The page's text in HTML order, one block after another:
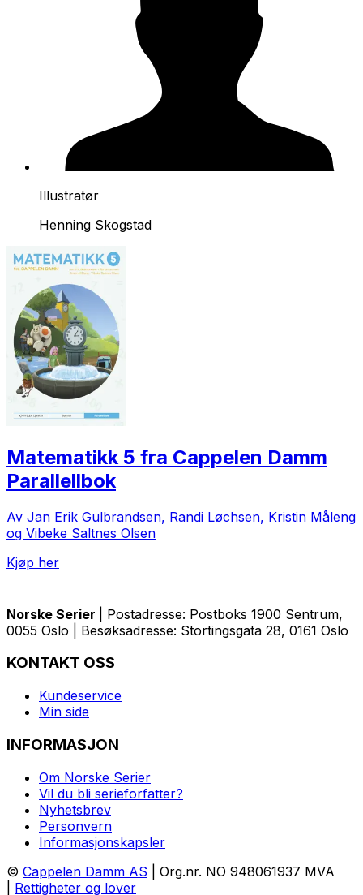
Illustratør
Henning Skogstad
Matematikk 5 fra Cappelen Damm
Parallellbok
Av Jan Erik Gulbrandsen, Randi Løchsen, Kristin Måleng
og Vibeke Saltnes Olsen
Kjøp her
Norske Serier
| Postadresse: Postboks 1900 Sentrum,
0055 Oslo | Besøksadresse: Stortingsgata 28, 0161 Oslo
KONTAKT OSS
Kundeservice
Min side
INFORMASJON
Om Norske Serier
Vil du bli serieforfatter?
Nyhetsbrev
Personvern
Informasjonskapsler
© Cappelen Damm AS | Org.nr. NO 948061937 MVA
Rettigheter og lover